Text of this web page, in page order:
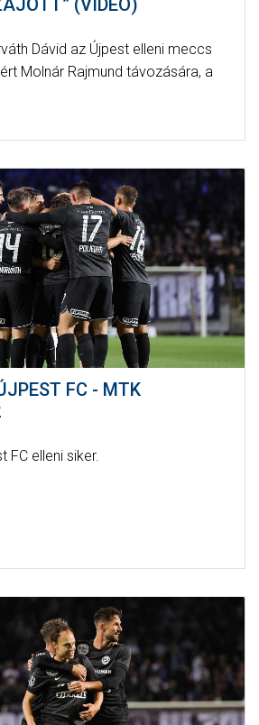
(VIDEÓ)
Dávid az Újpest elleni meccs
Molnár Rajmund távozására, a
FC - MTK
FC elleni siker.